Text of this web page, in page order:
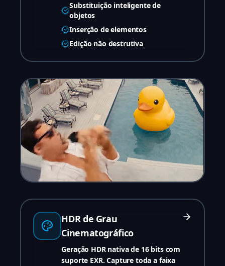
Substituição inteligente de
objetos
Inserção de elementos
Edição não destrutiva
HDR de Grau
Cinematográfico
Geração HDR nativa de 16 bits com
suporte EXR. Capture toda a faixa